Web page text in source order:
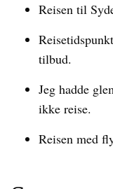
Reisen til
tilbud.
Jeg hadde
ikke reise.
Reisen med